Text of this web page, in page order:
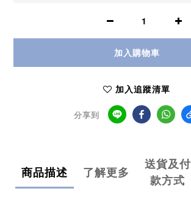
加入購物車
加入追蹤清單
分享到
商品描述 了解更多
送貨及付
款方式